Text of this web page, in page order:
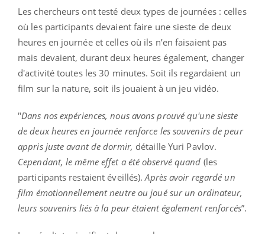
Les chercheurs ont testé deux types de journées : celles
où les participants devaient faire une sieste de deux
heures en journée et celles où ils n’en faisaient pas
mais devaient, durant deux heures également, changer
d'activité toutes les 30 minutes. Soit ils regardaient un
film sur la nature, soit ils jouaient à un jeu vidéo.
"Dans nos expériences, nous avons prouvé qu'une sieste
de deux heures en journée renforce les souvenirs de peur
appris juste avant de dormir, détaille Yuri Pavlov.
Cependant, le même effet a été observé quand (les
participants restaient éveillés).Après avoir regardé un
film émotionnellement neutre ou joué sur un ordinateur,
leurs souvenirs liés à la peur étaient également renforcés”.